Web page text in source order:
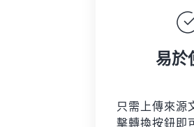
易於
只需上傳來源
擊轉換按鈕即